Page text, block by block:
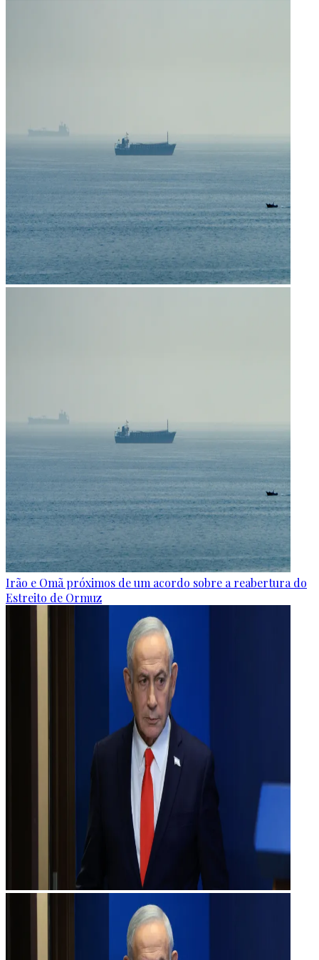
Irão e Omã próximos de um acordo sobre a reabertura do
Estreito de Ormuz